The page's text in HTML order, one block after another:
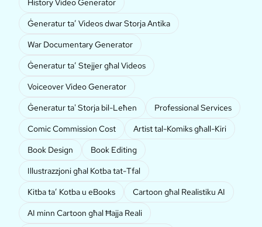
History Video Generator
Ġeneratur ta’ Videos dwar Storja Antika
War Documentary Generator
Ġeneratur ta’ Stejjer għal Videos
Voiceover Video Generator
Ġeneratur ta' Storja bil-Leħen
Professional Services
Comic Commission Cost
Artist tal-Komiks għall-Kiri
Book Design
Book Editing
Illustrazzjoni għal Kotba tat-Tfal
Kitba ta’ Kotba u eBooks
Cartoon għal Realistiku AI
AI minn Cartoon għal Ħajja Reali